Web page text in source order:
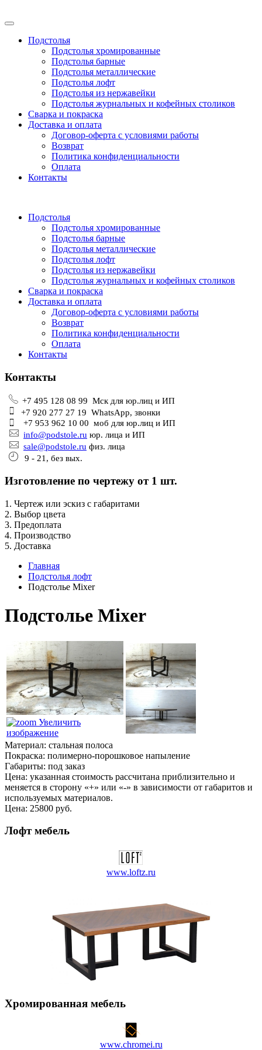
Подстолья
Подстолья хромированные
Подстолья барные
Подстолья металлические
Подстолья лофт
Подстолья из нержавейки
Подстолья журнальных и кофейных столиков
Сварка и покраска
Доставка и оплата
Договор-оферта с условиями работы
Возврат
Политика конфиденциальности
Оплата
Контакты
Подстолья
Подстолья хромированные
Подстолья барные
Подстолья металлические
Подстолья лофт
Подстолья из нержавейки
Подстолья журнальных и кофейных столиков
Сварка и покраска
Доставка и оплата
Договор-оферта с условиями работы
Возврат
Политика конфиденциальности
Оплата
Контакты
Контакты
+7 495 128 08 99 Мск для юр.лиц и ИП
+7 920 277 27 19 WhatsApp, звонки
+7 953 962 10 00 моб для юр.лиц и ИП
info@podstole.ru юр. лица и ИП
sale@podstole.ru физ. лица
9 - 21, без вых.
Изготовление по чертежу от 1 шт.
1. Чертеж или эскиз с габаритами
2. Выбор цвета
3. Предоплата
4. Производство
5. Доставка
Главная
Подстолья лофт
Подстолье Mixer
Подстолье Mixer
Увеличить
изображение
Материал: стальная полоса
Покраска: полимерно-порошковое напыление
Габариты: под заказ
Цена: указанная стоимость рассчитана приблизительно и
меняется в сторону «+» или «-» в зависимости от габаритов и
используемых материалов.
Цена: 25800 руб.
Лофт мебель
www.loftz.ru
Хромированная мебель
www.chromei.ru